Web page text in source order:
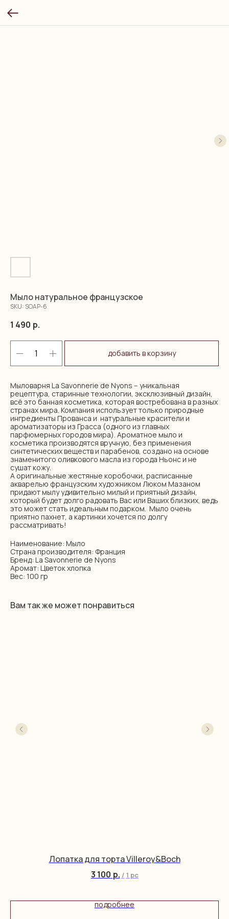
Мыло натуральное французское
SKU: SOAP-6
1 490 р.
добавить в корзину
Мыловарня La Savonnerie de Nyons – уникальная
рецептура, старинные технологии, эксклюзивный дизайн,
всё это банная косметика, которая востребована в разных
странах мира. Компания использует только природные
ингредиенты Прованса и натуральные красители и
ароматизаторы из Грасса (одного из главных
парфюмерных городов мира). Ароматное мыло и
косметика производятся вручную, без применения
синтетических веществ и парабенов, создано на основе
знаменитого оливкового масла из города Ньонс и не
сушат кожу.
А оригинальные жестяные коробочки, расписанные
акварелью французским художником Люком Мазаном
придают мылу удивительно милый и приятный дизайн,
который будет долго радовать Вас или Ваших близких, ведь
это может стать идеальным подарком. Мыло очень
приятно пахнет, а картинки хочется по долгу
рассматривать!
Наименование: Мыло
Страна производителя: Франция
Бренд: La Savonnerie de Nyons
Аромат: Цветок хлопка
Вес: 100 гр
Вам так же может понравиться
Лопатка для торта Villeroy&Boch
3 100 р. / 1 pc
подробнее